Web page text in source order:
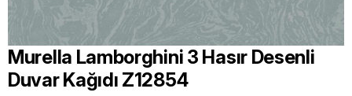
Murella Lamborghini 3 Hasır Desenli
Duvar Kağıdı Z12854